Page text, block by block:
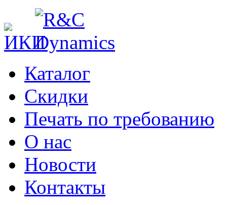
Каталог
Cкидки
Печать по требованию
О нас
Новости
Контакты